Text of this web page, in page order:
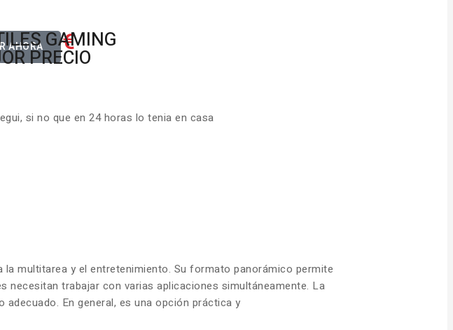
AHORA GAMING
PRECIO
si no que en 24 horas lo tenia en casa
multitarea y el entretenimiento. Su formato panorámico permite
necesitan trabajar con varias aplicaciones simultáneamente. La
En general, es una opción práctica y